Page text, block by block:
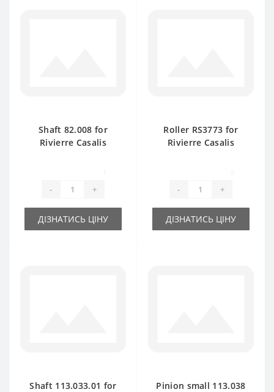
Shaft 82.008 for
Rivierre Casalis
- +
ДІЗНАТИСЬ ЦІНУ
Roller RS3773 for
Rivierre Casalis
- +
ДІЗНАТИСЬ ЦІНУ
Shaft 113.033.01 for
Pinion small 113.038